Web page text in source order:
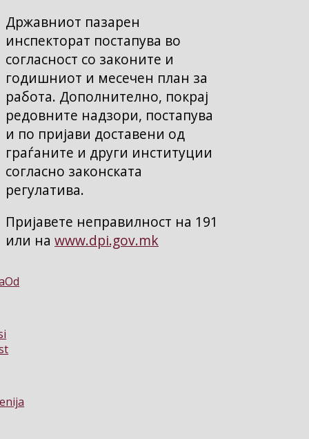
Државниот пазарен
инспекторат постапува во
согласност со законите и
годишниот и месечен план за
работа. Дополнително, покрај
редовните надзори, постапува
и по пријави доставени од
граѓаните и други институции
согласно законската
регулатива.
Пријавете неправилност на 191
или на www.dpi.gov.mk